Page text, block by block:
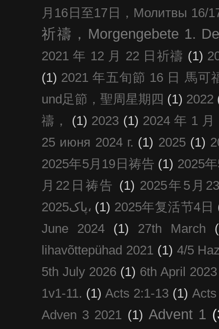
月16日至17日，Молитвы 16/
祈禱，Morgengebete 1.
2021 年 12 月 22 日祈禱 (1)
(1) 2021 年五旬節 16 日 馬可
und足節，聖周星期四 (1) 2022
禱，
(1) 2023 (1) 2024 年 1
25 июня 2024 г. (1) 2025 (1)
2025年5月19日祷告 (1) 2025
月22日祷告 (1) 2025年5月
پاک2025، (1) 2025年复活节4日
June 2024
(1) 27th March
lihavõttepühad 2021 (1) 4/5
5th July 2026 (1) 6th April 2023
1v1-11. (1) Acts 2:1-13 (1)
Adven 3 2021 (1) Advent 1